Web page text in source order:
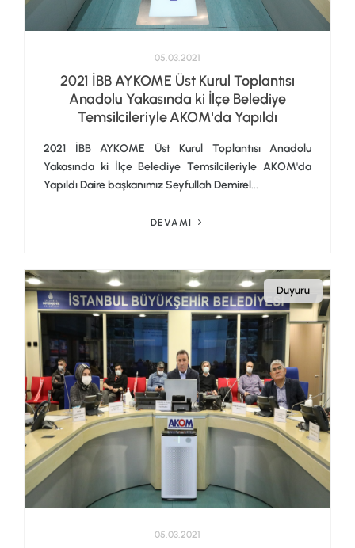
05.03.2021
2021 İBB AYKOME Üst Kurul Toplantısı
Anadolu Yakasında ki İlçe Belediye
Temsilcileriyle AKOM'da Yapıldı
2021 İBB AYKOME Üst Kurul Toplantısı Anadolu
Yakasında ki İlçe Belediye Temsilcileriyle AKOM'da
Yapıldı Daire başkanımız Seyfullah Demirel...
DEVAMI
Duyuru
05.03.2021